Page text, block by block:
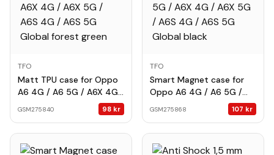
TFO
Matt TPU case for Oppo
A6 4G / A6 5G / A6X 4G /
A6X 5G / A6S 4G / A6S
5G Global forest green
GSM275840 98 kr
TFO
Smart Magnet case for
Oppo A6 4G / A6 5G /
A6X 4G / A6X 5G / A6S
4G / A6S 5G Global black
GSM275868 107 kr